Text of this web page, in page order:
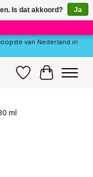
×
van Nederland in
Verlanglijst
ml
Is dat akkoord?
Ja